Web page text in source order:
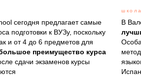
сегодня предлагает самые
подготовки к ВУЗу, поскольку
и от 4 до 6 предметов для
преимущество курса
сдачи экзаменов курсы
В